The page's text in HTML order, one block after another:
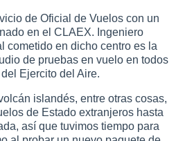
de Oficial de Vuelos con un
en el CLAEX. Ingeniero
cometido en dicho centro es la
de pruebas en vuelo en todos
Ejercito del Aire.
islandés, entre otras cosas,
de Estado extranjeros hasta
así que tuvimos tiempo para